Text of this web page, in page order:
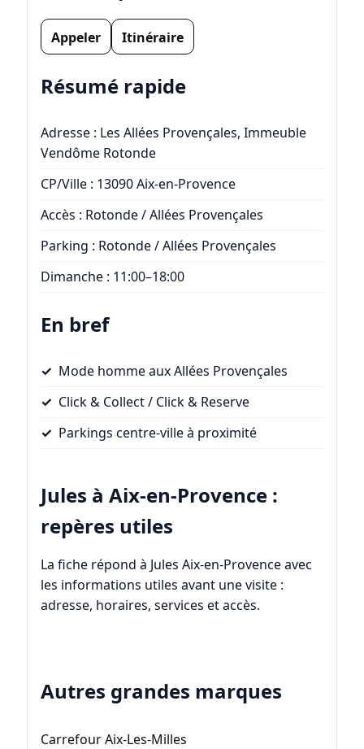
Appeler Itinéraire
Résumé rapide
Adresse : Les Allées Provençales, Immeuble
Vendôme Rotonde
CP/Ville : 13090 Aix-en-Provence
Accès : Rotonde / Allées Provençales
Parking : Rotonde / Allées Provençales
Dimanche : 11:00–18:00
En bref
Mode homme aux Allées Provençales
Click & Collect / Click & Reserve
Parkings centre-ville à proximité
Jules à Aix-en-Provence :
repères utiles
La fiche répond à Jules Aix-en-Provence avec
les informations utiles avant une visite :
adresse, horaires, services et accès.
Autres grandes marques
Carrefour Aix-Les-Milles